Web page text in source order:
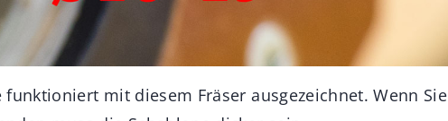
funktioniert mit diesem Fräser ausgezeichnet. Wenn Sie